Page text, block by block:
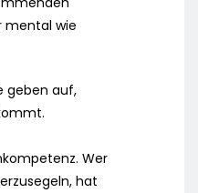
mental wie
geben auf,
Wer
hat